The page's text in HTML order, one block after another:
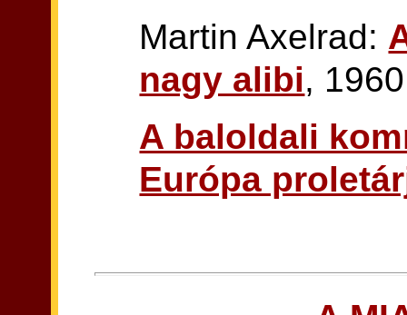
Martin Axelrad:
nagy alibi, 1960
A baloldali
Európa